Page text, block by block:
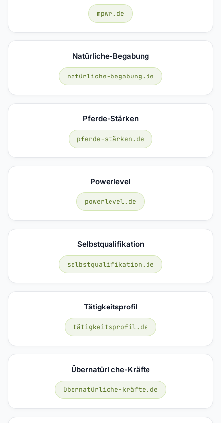
mpwr.de
Natürliche-Begabung
natürliche-begabung.de
Pferde-Stärken
pferde-stärken.de
Powerlevel
powerlevel.de
Selbstqualifikation
selbstqualifikation.de
Tätigkeitsprofil
tätigkeitsprofil.de
Übernatürliche-Kräfte
übernatürliche-kräfte.de